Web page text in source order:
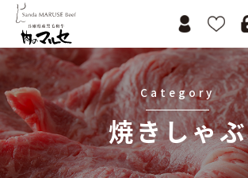
Category
焼きしゃぶ